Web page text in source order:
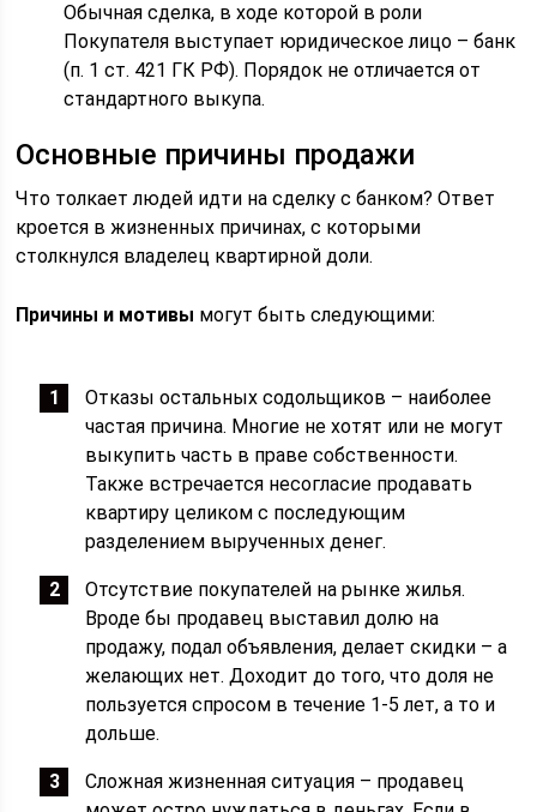
Обычная сделка, в ходе которой в роли
Покупателя выступает юридическое лицо – банк
(п. 1 ст. 421 ГК РФ). Порядок не отличается от
стандартного выкупа.
Основные причины продажи
Что толкает людей идти на сделку с банком? Ответ
кроется в жизненных причинах, с которыми
столкнулся владелец квартирной доли.
Причины и мотивы могут быть следующими:
Отказы остальных содольщиков – наиболее
частая причина. Многие не хотят или не могут
выкупить часть в праве собственности.
Также встречается несогласие продавать
квартиру целиком с последующим
разделением вырученных денег.
Отсутствие покупателей на рынке жилья.
Вроде бы продавец выставил долю на
продажу, подал объявления, делает скидки – а
желающих нет. Доходит до того, что доля не
пользуется спросом в течение 1-5 лет, а то и
дольше.
Сложная жизненная ситуация – продавец